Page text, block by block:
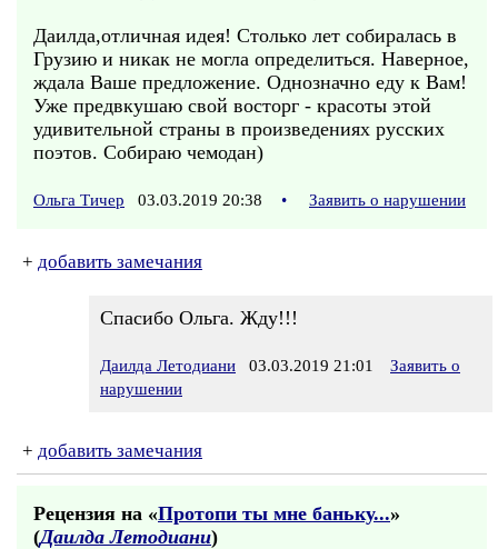
Даилда,отличная идея! Столько лет собиралась в
Грузию и никак не могла определиться. Наверное,
ждала Ваше предложение. Однозначно еду к Вам!
Уже предвкушаю свой восторг - красоты этой
удивительной страны в произведениях русских
поэтов. Собираю чемодан)
Ольга Тичер 03.03.2019 20:38 • Заявить о нарушении
+ добавить замечания
Спасибо Ольга. Жду!!!
Даилда Летодиани 03.03.2019 21:01
Заявить о
нарушении
+ добавить замечания
Рецензия на «Протопи ты мне баньку...»
(Даилда Летодиани)